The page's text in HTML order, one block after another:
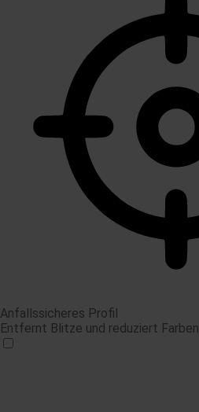
Anfallssicheres Profil
Entfernt Blitze und reduziert Farben